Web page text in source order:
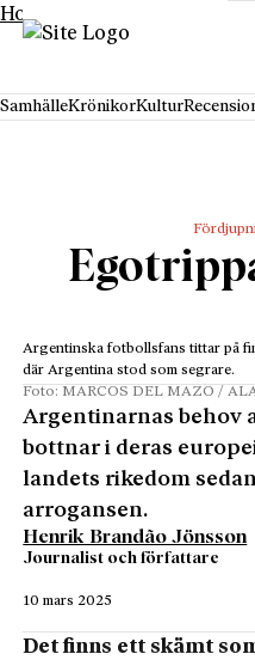
Hoppa till innehåll
SamhälleKrönikorKultur
Argentinska fotbollsfans tittar på
där Argentina stod som segrare.
Foto: MARCOS DEL MAZO /
Argentinarnas behov
bottnar i deras
landets rikedom
arrogansen.
Henrik Brandão Jönsson
Journalist och författare
10 mars 2025
Det finns ett skämt